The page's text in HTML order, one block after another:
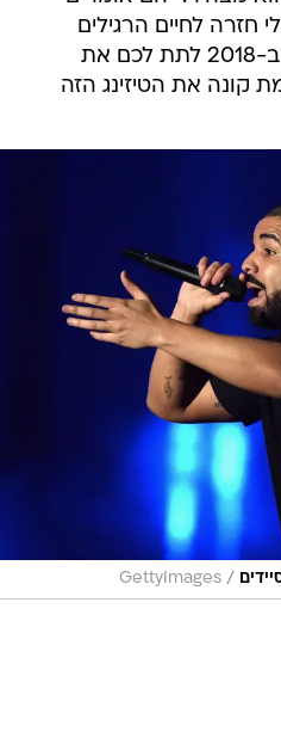
חזרה לחיים הרגילים
תגרום לי להירגע / אשוב ב-2018 לתת לכם את
קונה את הטיזינג הזה
/
GettyImages